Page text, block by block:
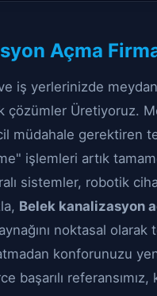
Açma
iş yerlerinizde
çözümler Üretiyoruz.
gerektiren
işlemleri artık
sistemler, robotik
Belek kanalizasyon
noktasal
konforunuzu
başarılı